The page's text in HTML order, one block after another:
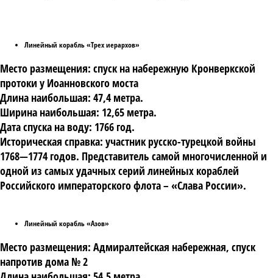
Линейный корабль «Трех иерархов»
Место размещения: спуск на набережную Кронверкской
протоки у Иоанновского моста
Длина наибольшая: 47,4 метра.
Ширина наибольшая: 12,65 метра.
Дата спуска на воду: 1766 год.
Историческая справка: участник русско-турецкой войны
1768—1774 годов. Представитель самой многочисленной и
одной из самых удачных серий линейных кораблей
Российского императорского флота – «Слава России».
Линейный корабль «Азов»
Место размещения: Адмиралтейская набережная, спуск
напротив дома № 2